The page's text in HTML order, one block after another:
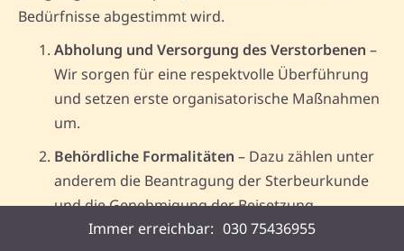
Bedürfnisse abgestimmt wird.
Abholung und Versorgung des Verstorbenen –
Wir sorgen für eine respektvolle Überführung
und setzen erste organisatorische Maßnahmen
um.
Behördliche Formalitäten – Dazu zählen unter
anderem die Beantragung der Sterbeurkunde
und die Genehmigung der Beisetzung.
Planung der Bestattung – Auswahl zwischen
Immer erreichbar: 030 75436955